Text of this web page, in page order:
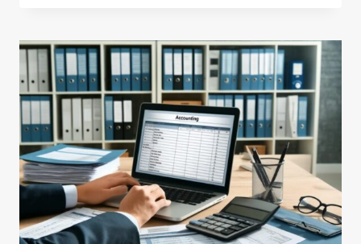
TWÓJ
KLUCZ
DO
PORZĄDKU
I
SUKCESU!